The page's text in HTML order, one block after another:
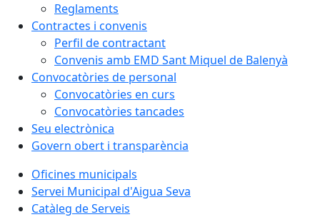
Reglaments
Contractes i convenis
Perfil de contractant
Convenis amb EMD Sant Miquel de Balenyà
Convocatòries de personal
Convocatòries en curs
Convocatòries tancades
Seu electrònica
Govern obert i transparència
Oficines municipals
Servei Municipal d'Aigua Seva
Catàleg de Serveis